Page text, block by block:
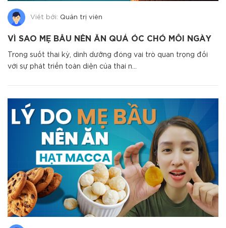
Viết bởi: Quản trị viên
VÌ SAO MẸ BẦU NÊN ĂN QUẢ ÓC CHÓ MỖI NGÀY
Trong suốt thai kỳ, dinh dưỡng đóng vai trò quan trọng đối
với sự phát triển toàn diện của thai n...